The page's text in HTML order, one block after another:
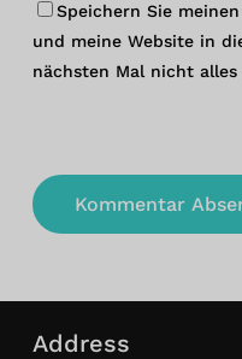
Speichern Sie
und meine Website in
nächsten Mal nicht
Address